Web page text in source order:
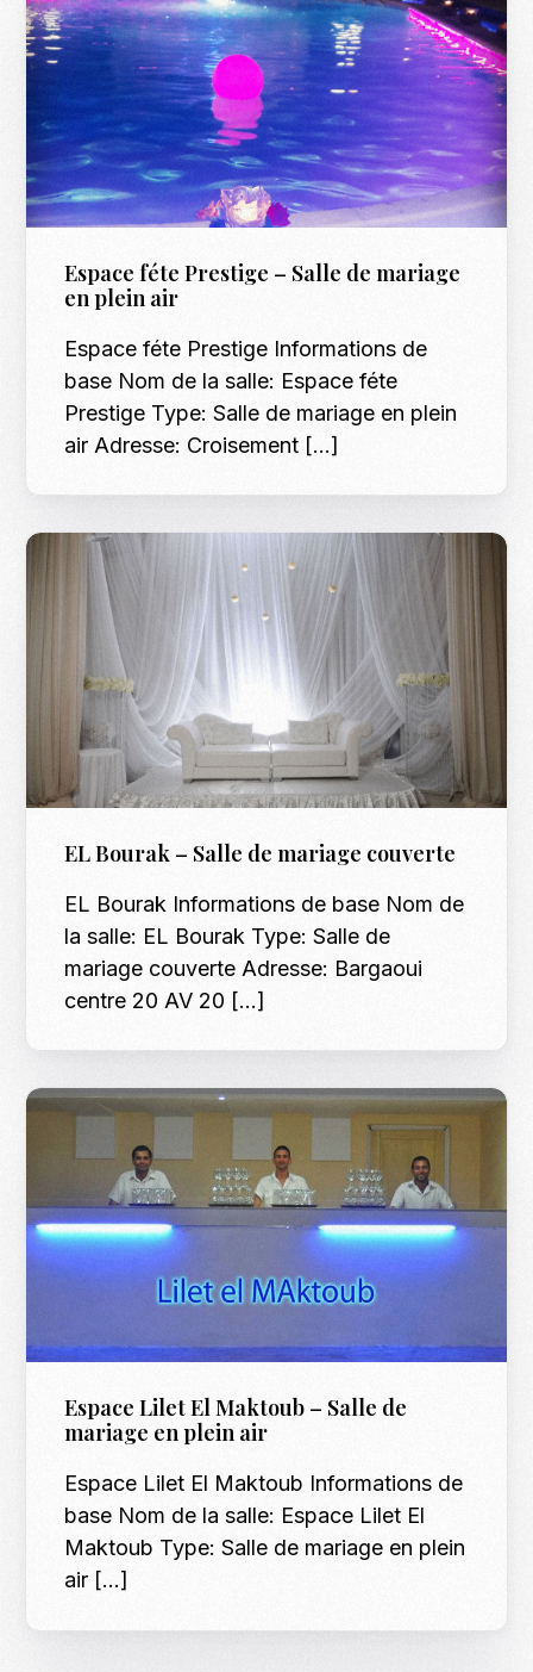
Espace féte Prestige – Salle de mariage
en plein air
Espace féte Prestige Informations de
base Nom de la salle: Espace féte
Prestige Type: Salle de mariage en plein
air Adresse: Croisement […]
EL Bourak – Salle de mariage couverte
EL Bourak Informations de base Nom de
la salle: EL Bourak Type: Salle de
mariage couverte Adresse: Bargaoui
centre 20 AV 20 […]
Espace Lilet El Maktoub – Salle de
mariage en plein air
Espace Lilet El Maktoub Informations de
base Nom de la salle: Espace Lilet El
Maktoub Type: Salle de mariage en plein
air […]